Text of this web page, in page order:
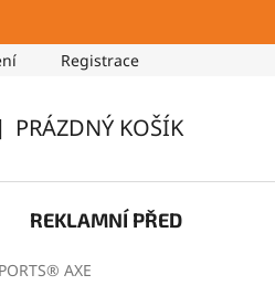
Registrace
KOŠÍK
PRÁZDNÝ KOŠÍK
REKLAMNÍ PŘEDMĚTY
AXE